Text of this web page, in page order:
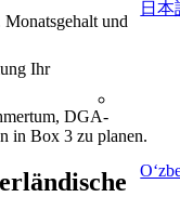
日本
und
Ihr
DGA-
in Box 3 zu planen.